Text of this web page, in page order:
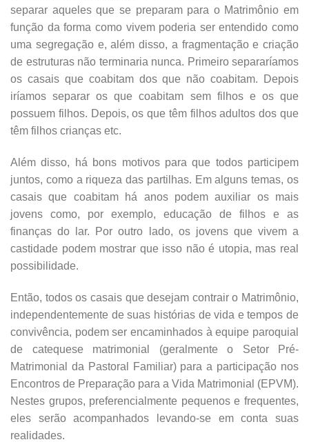
separar aqueles que se preparam para o Matrimônio em
função da forma como vivem poderia ser entendido como
uma segregação e, além disso, a fragmentação e criação
de estruturas não terminaria nunca. Primeiro separaríamos
os casais que coabitam dos que não coabitam. Depois
iríamos separar os que coabitam sem filhos e os que
possuem filhos. Depois, os que têm filhos adultos dos que
têm filhos crianças etc.
Além disso, há bons motivos para que todos participem
juntos, como a riqueza das partilhas. Em alguns temas, os
casais que coabitam há anos podem auxiliar os mais
jovens como, por exemplo, educação de filhos e as
finanças do lar. Por outro lado, os jovens que vivem a
castidade podem mostrar que isso não é utopia, mas real
possibilidade.
Então, todos os casais que desejam contrair o Matrimônio,
independentemente de suas histórias de vida e tempos de
convivência, podem ser encaminhados à equipe paroquial
de catequese matrimonial (geralmente o Setor Pré-
Matrimonial da Pastoral Familiar) para a participação nos
Encontros de Preparação para a Vida Matrimonial (EPVM).
Nestes grupos, preferencialmente pequenos e frequentes,
eles serão acompanhados levando-se em conta suas
realidades.